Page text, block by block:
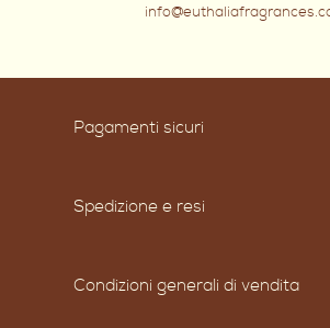
Pagamenti sicuri
Spedizione e resi
Condizioni generali di vendita